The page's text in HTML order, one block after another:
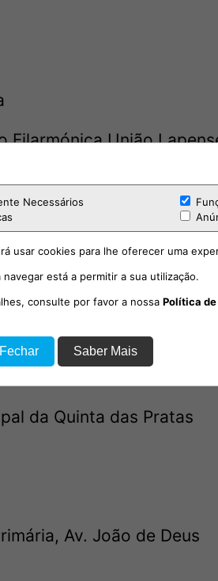
Filarmónica União
Cultural e Recreativo
da Quinta das Pratas
Av. João de Deus
Necessários
usar cookies para lhe oferecer uma
está a permitir a sua utilização.
consulte por favor a nossa Política
Saber Mais